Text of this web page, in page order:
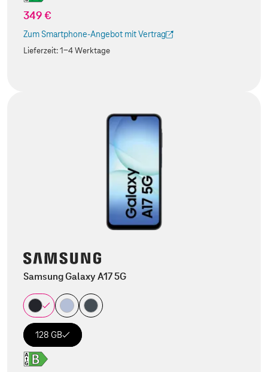
349 €
Zum Smartphone-Angebot mit Vertrag
(Der Link wird in einem neuen Tab geöffnet)
Lieferzeit:1-4 Werktage
Samsung Galaxy A17 5G
128 GB